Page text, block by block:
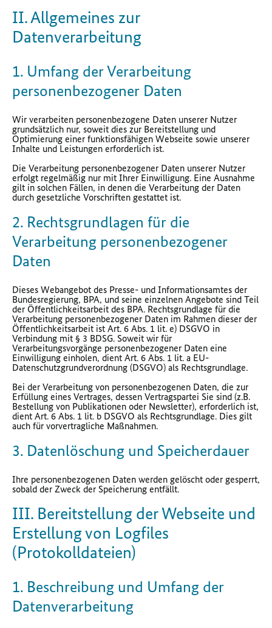
II. Allgemeines zur
Datenverarbeitung
1. Umfang der Verarbeitung
personenbezogener Daten
Wir verarbeiten personenbezogene Daten unserer Nutzer
grundsätzlich nur, soweit dies zur Bereitstellung und
Optimierung einer funktionsfähigen Webseite sowie unserer
Inhalte und Leistungen erforderlich ist.
Die Verarbeitung personenbezogener Daten unserer Nutzer
erfolgt regelmäßig nur mit Ihrer Einwilligung. Eine Ausnahme
gilt in solchen Fällen, in denen die Verarbeitung der Daten
durch gesetzliche Vorschriften gestattet ist.
2. Rechtsgrundlagen für die
Verarbeitung personenbezogener
Daten
Dieses Webangebot des Presse- und Informationsamtes der
Bundesregierung, BPA, und seine einzelnen Angebote sind Teil
der Öffentlichkeitsarbeit des BPA. Rechtsgrundlage für die
Verarbeitung personenbezogener Daten im Rahmen dieser der
Öffentlichkeitsarbeit ist Art. 6 Abs. 1 lit. e) DSGVO in
Verbindung mit § 3 BDSG. Soweit wir für
Verarbeitungsvorgänge personenbezogener Daten eine
Einwilligung einholen, dient Art. 6 Abs. 1 lit. a EU-
Datenschutzgrundverordnung (DSGVO) als Rechtsgrundlage.
Bei der Verarbeitung von personenbezogenen Daten, die zur
Erfüllung eines Vertrages, dessen Vertragspartei Sie sind (z.B.
Bestellung von Publikationen oder Newsletter), erforderlich ist,
dient Art. 6 Abs. 1 lit. b DSGVO als Rechtsgrundlage. Dies gilt
auch für vorvertragliche Maßnahmen.
3. Datenlöschung und Speicherdauer
Ihre personenbezogenen Daten werden gelöscht oder gesperrt,
sobald der Zweck der Speicherung entfällt.
III. Bereitstellung der Webseite und
Erstellung von Logfiles
(Protokolldateien)
1. Beschreibung und Umfang der
Datenverarbeitung